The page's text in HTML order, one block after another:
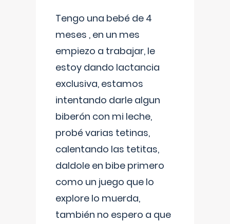
Tengo una bebé de 4
meses , en un mes
empiezo a trabajar, le
estoy dando lactancia
exclusiva, estamos
intentando darle algun
biberón con mi leche,
probé varias tetinas,
calentando las tetitas,
daldole en bibe primero
como un juego que lo
explore lo muerda,
también no espero a que